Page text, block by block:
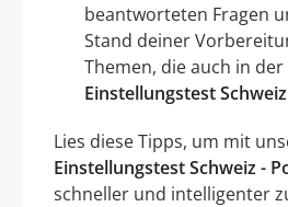
beantworteten Fragen
Stand deiner
Themen, die auch in der
Einstellungstest
Lies diese Tipps, um mit
Einstellungstest Schweiz -
schneller und intelligenter